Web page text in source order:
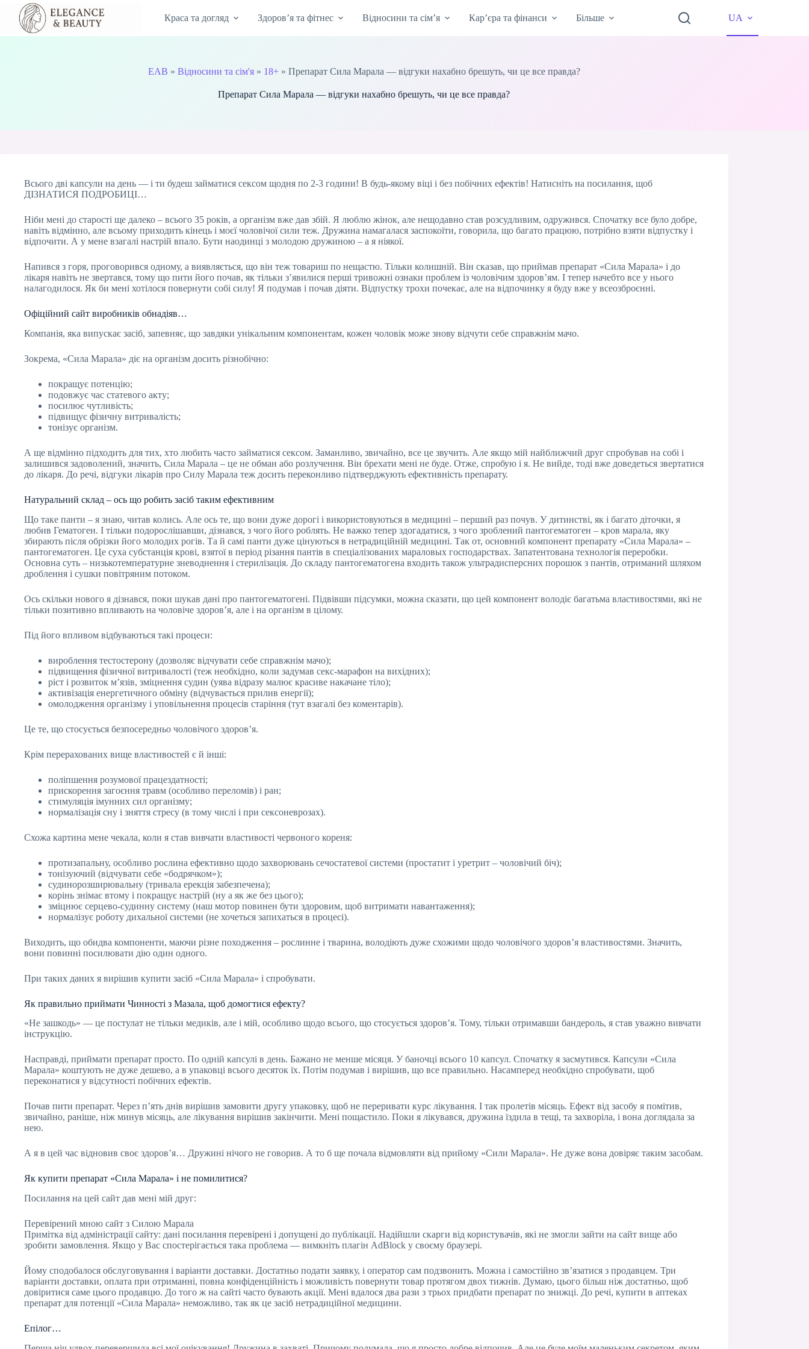
Перейти
вмісту
Краса та догляд Здоров’я та фітнес Відносини та сім’я Кар’єра та фінанси Більше UA
EAB » Відносини та сім'я» 18+» Препарат Сила Марала — відгуки нахабно брешуть, чи це все правда?
Препарат Сила Марала — відгуки нахабно брешуть, чи це все правда?
Всього дві капсули на день — і ти будеш займатися сексом щодня по 2-3 години! В будь-якому віці і без побічних ефектів! Натисніть на посилання, щоб
ДІЗНАТИСЯ ПОДРОБИЦІ…
Ніби мені до старості ще далеко – всього 35 років, а організм вже дав збій. Я люблю жінок, але нещодавно став розсудливим, одружився. Спочатку все було добре,
навіть відмінно, але всьому приходить кінець і моєї чоловічої сили теж. Дружина намагалася заспокоїти, говорила, що багато працюю, потрібно взяти відпустку і
відпочити. А у мене взагалі настрій впало. Бути наодинці з молодою дружиною – а я ніякої.
Напився з горя, проговорився одному, а виявляється, що він теж товариш по нещастю. Тільки колишній. Він сказав, що приймав препарат «Сила Марала» і до
лікаря навіть не звертався, тому що пити його почав, як тільки з’явилися перші тривожні ознаки проблем із чоловічим здоров’ям. І тепер начебто все у нього
налагодилося. Як би мені хотілося повернути собі силу! Я подумав і почав діяти. Відпустку трохи почекає, але на відпочинку я буду вже у всеозброєнні.
Офіційний сайт виробників обнадіяв…
Компанія, яка випускає засіб, запевняє, що завдяки унікальним компонентам, кожен чоловік може знову відчути себе справжнім мачо.
Зокрема, «Сила Марала» діє на організм досить різнобічно:
покращує потенцію;
подовжує час статевого акту;
посилює чутливість;
підвищує фізичну витривалість;
тонізує організм.
А ще відмінно підходить для тих, хто любить часто займатися сексом. Заманливо, звичайно, все це звучить. Але якщо мій найближчий друг спробував на собі і
залишився задоволений, значить, Сила Марала – це не обман або розлучення. Він брехати мені не буде. Отже, спробую і я. Не вийде, тоді вже доведеться звертатися
до лікаря. До речі, відгуки лікарів про Силу Марала теж досить переконливо підтверджують ефективність препарату.
Натуральний склад – ось що робить засіб таким ефективним
Що таке панти – я знаю, читав колись. Але ось те, що вони дуже дорогі і використовуються в медицині – перший раз почув. У дитинстві, як і багато діточки, я
любив Гематоген. І тільки подорослішавши, дізнався, з чого його роблять. Не важко тепер здогадатися, з чого зроблений пантогематоген – кров марала, яку
збирають після обрізки його молодих рогів. Та й самі панти дуже цінуються в нетрадиційній медицині. Так от, основний компонент препарату «Сила Марала» –
пантогематоген. Це суха субстанція крові, взятої в період різання пантів в спеціалізованих мараловых господарствах. Запатентована технологія переробки.
Основна суть – низькотемпературне зневоднення і стерилізація. До складу пантогематогена входить також ультрадисперсних порошок з пантів, отриманий шляхом
дроблення і сушки повітряним потоком.
Ось скільки нового я дізнався, поки шукав дані про пантогематогені. Підвівши підсумки, можна сказати, що цей компонент володіє багатьма властивостями, які не
тільки позитивно впливають на чоловіче здоров’я, але і на організм в цілому.
Під його впливом відбуваються такі процеси:
вироблення тестостерону (дозволяє відчувати себе справжнім мачо);
підвищення фізичної витривалості (теж необхідно, коли задумав секс-марафон на вихідних);
ріст і розвиток м’язів, зміцнення судин (уява відразу малює красиве накачане тіло);
активізація енергетичного обміну (відчувається прилив енергії);
омолодження організму і уповільнення процесів старіння (тут взагалі без коментарів).
Це те, що стосується безпосередньо чоловічого здоров’я.
Крім перерахованих вище властивостей є й інші:
поліпшення розумової працездатності;
прискорення загоєння травм (особливо переломів) і ран;
стимуляція імунних сил організму;
нормалізація сну і зняття стресу (в тому числі і при сексоневрозах).
Схожа картина мене чекала, коли я став вивчати властивості червоного кореня:
протизапальну, особливо рослина ефективно щодо захворювань сечостатевої системи (простатит і уретрит – чоловічий біч);
тонізуючий (відчувати себе «бодрячком»);
судинорозширювальну (тривала ерекція забезпечена);
корінь знімає втому і покращує настрій (ну а як же без цього);
зміцнює серцево-судинну систему (наш мотор повинен бути здоровим, щоб витримати навантаження);
нормалізує роботу дихальної системи (не хочеться запихаться в процесі).
Виходить, що обидва компоненти, маючи різне походження – рослинне і тварина, володіють дуже схожими щодо чоловічого здоров’я властивостями. Значить,
вони повинні посилювати дію один одного.
При таких даних я вирішив купити засіб «Сила Марала» і спробувати.
Як правильно приймати Чинності з Мазала, щоб домогтися ефекту?
«Не зашкодь» — це постулат не тільки медиків, але і мій, особливо щодо всього, що стосується здоров’я. Тому, тільки отримавши бандероль, я став уважно вивчати
інструкцію.
Насправді, приймати препарат просто. По одній капсулі в день. Бажано не менше місяця. У баночці всього 10 капсул. Спочатку я засмутився. Капсули «Сила
Марала» коштують не дуже дешево, а в упаковці всього десяток їх. Потім подумав і вирішив, що все правильно. Насамперед необхідно спробувати, щоб
переконатися у відсутності побічних ефектів.
Почав пити препарат. Через п’ять днів вирішив замовити другу упаковку, щоб не переривати курс лікування. І так пролетів місяць. Ефект від засобу я помітив,
звичайно, раніше, ніж минув місяць, але лікування вирішив закінчити. Мені пощастило. Поки я лікувався, дружина їздила в тещі, та захворіла, і вона доглядала за
нею.
А я в цей час відновив своє здоров’я… Дружині нічого не говорив. А то б ще почала відмовляти від прийому «Сили Марала». Не дуже вона довіряє таким засобам.
Як купити препарат «Сила Марала» і не помилитися?
Посилання на цей сайт дав мені мій друг:
Перевірений мною сайт з Силою Марала
Примітка від адміністрації сайту: дані посилання перевірені і допущені до публікації. Надійшли скарги від користувачів, які не змогли зайти на сайт вище або
зробити замовлення. Якщо у Вас спостерігається така проблема — вимкніть плагін AdBlock у своєму браузері.
Йому сподобалося обслуговування і варіанти доставки. Достатньо подати заявку, і оператор сам подзвонить. Можна і самостійно зв’язатися з продавцем. Три
варіанти доставки, оплата при отриманні, повна конфіденційність і можливість повернути товар протягом двох тижнів. Думаю, цього більш ніж достатньо, щоб
довіритися саме цього продавцю. До того ж на сайті часто бувають акції. Мені вдалося два рази з трьох придбати препарат по знижці. До речі, купити в аптеках
препарат для потенції «Сила Марала» неможливо, так як це засіб нетрадиційної медицини.
Епілог…